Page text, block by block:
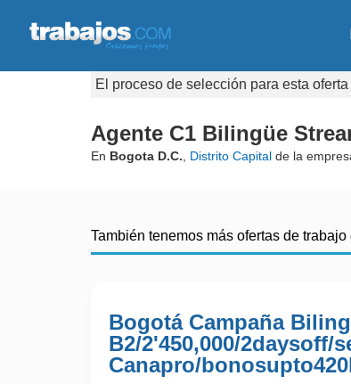
El proceso de selección para esta
Agente C1 Bilingüe
En Bogota D.C. Distrito Capital de la
También tenemos más ofertas de
Bogotá Campaña
B2/2'450,000/2daysoff/
Canapro/